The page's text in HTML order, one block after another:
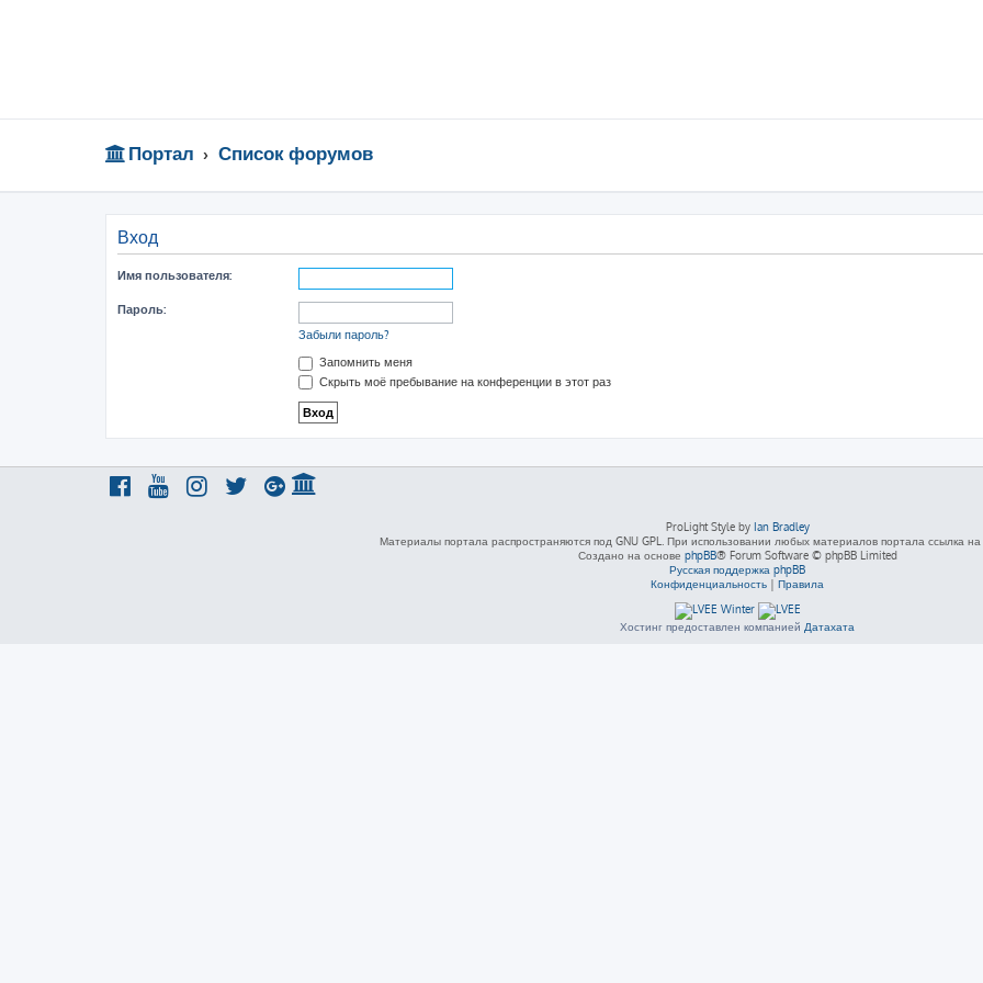
Портал Список форумов
Вход
Имя пользователя:
Пароль:
Забыли пароль?
Запомнить меня
Скрыть моё пребывание на конференции в этот раз
ProLight Style by Ian Bradley
Материалы портала распространяются под GNU GPL. При использовании любых материалов портала ссылка на
Создано на основе phpBB® Forum Software © phpBB Limited
Русская поддержка phpBB
Конфиденциальность | Правила
Хостинг предоставлен компанией Датахата